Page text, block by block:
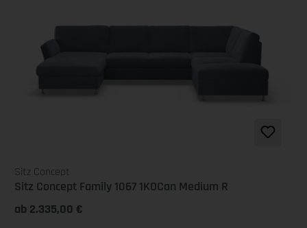
Sitz Concept
Sitz Concept Family 1067 1KOCan Medium R
ab 2.335,00 €